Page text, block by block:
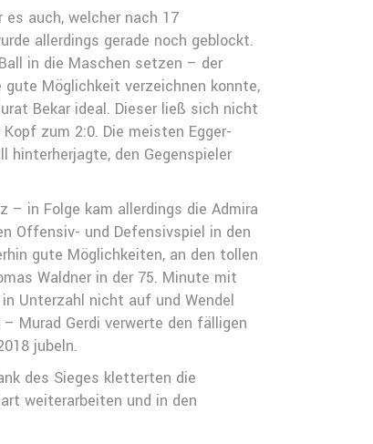
auch, welcher nach 17
allerdings gerade noch geblockt.
in die Maschen setzen – der
Möglichkeit verzeichnen konnte,
Bekar ideal. Dieser ließ sich nicht
zum 2:0. Die meisten Egger-
hinterherjagte, den Gegenspieler
– in Folge kam allerdings die Admira
Offensiv- und Defensivspiel in den
gute Möglichkeiten, an den tollen
Waldner in der 75. Minute mit
Unterzahl nicht auf und Wendel
Murad Gerdi verwerte den fälligen
jubeln.
des Sieges kletterten die
weiterarbeiten und in den